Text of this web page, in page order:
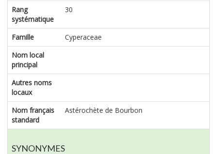
Rang
systématique
30
Famille
Cyperaceae
Nom local
principal
Autres noms
locaux
Nom français
standard
Astérochète de Bourbon
SYNONYMES